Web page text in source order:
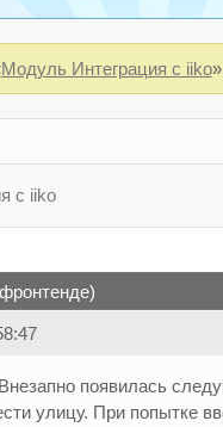
Модуль Интеграция с iiko
с iiko
появилась
улицу. При попытке